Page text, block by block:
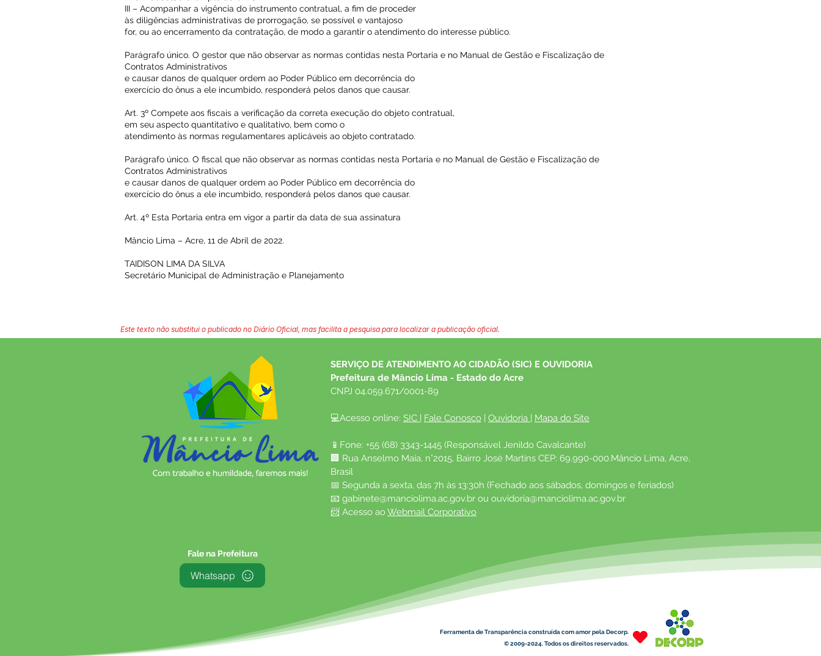
III – Acompanhar a vigência do instrumento contratual, a fim de proceder
às diligências administrativas de prorrogação, se possível e vantajoso
for, ou ao encerramento da contratação, de modo a garantir o atendimento do interesse público.
Parágrafo único. O gestor que não observar as normas contidas nesta Portaria e no Manual de Gestão e Fiscalização de
Contratos Administrativos
e causar danos de qualquer ordem ao Poder Público em decorrência do
exercício do ônus a ele incumbido, responderá pelos danos que causar.
Art. 3º Compete aos fiscais a verificação da correta execução do objeto contratual,
em seu aspecto quantitativo e qualitativo, bem como o
atendimento às normas regulamentares aplicáveis ao objeto contratado.
Parágrafo único. O fiscal que não observar as normas contidas nesta Portaria e no Manual de Gestão e Fiscalização de
Contratos Administrativos
e causar danos de qualquer ordem ao Poder Público em decorrência do
exercício do ônus a ele incumbido, responderá pelos danos que causar.
Art. 4º Esta Portaria entra em vigor a partir da data de sua assinatura
Mâncio Lima – Acre, 11 de Abril de 2022.
TAIDISON LIMA DA SILVA
Secretário Municipal de Administração e Planejamento
Este texto não substitui o publicado no Diário Oficial, mas facilita a pesquisa para localizar a publicação oficial.
SERVIÇO DE ATENDIMENTO AO CIDADÃO (SIC) E OUVIDORIA
Prefeitura de Mâncio Lima - Estado do Acre
CNPJ 04.059.671/0001-89
💻Acesso online: SIC | Fale Conosco | Ouvidoria | Mapa do Site
📱Fone: +55 (68) 3343-1445 (Responsável Jenildo Cavalcante)
🏢 Rua Anselmo Maia, n°2015, Bairro José Martins CEP: 69.990-000.Mâncio Lima, Acre,
Brasil
📅 Segunda a sexta, das 7h às 13:30h (Fechado aos sábados, domingos e feriados)
📧 gabinete@manciolima.ac.gov.br ou ouvidoria@manciolima.ac.gov.br
📨 Acesso ao Webmail Corporativo
Fale na Prefeitura
Whatsapp
Ferramenta de Transparência construída com amor pela Decorp.
© 2009-2024. Todos os direitos reservados.